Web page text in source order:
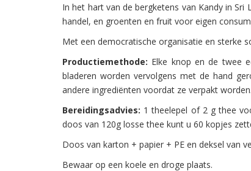
In het hart van de bergketens van Kandy in
handel, en groenten en fruit voor eigen
Met een democratische organisatie en sterke
Productiemethode: Elke knop en de twee
bladeren worden vervolgens met de hand
andere ingrediënten voordat ze verpakt worden.
Bereidingsadvies: 1 theelepel of 2 g thee
doos van 120g losse thee kunt u 60 kopjes
Doos van karton + papier + PE en deksel van
Bewaar op een koele en droge plaats.